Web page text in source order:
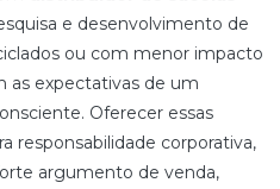
e desenvolvimento de
ou com menor impacto
as expectativas de um
Oferecer essas
responsabilidade corporativa,
argumento de venda,